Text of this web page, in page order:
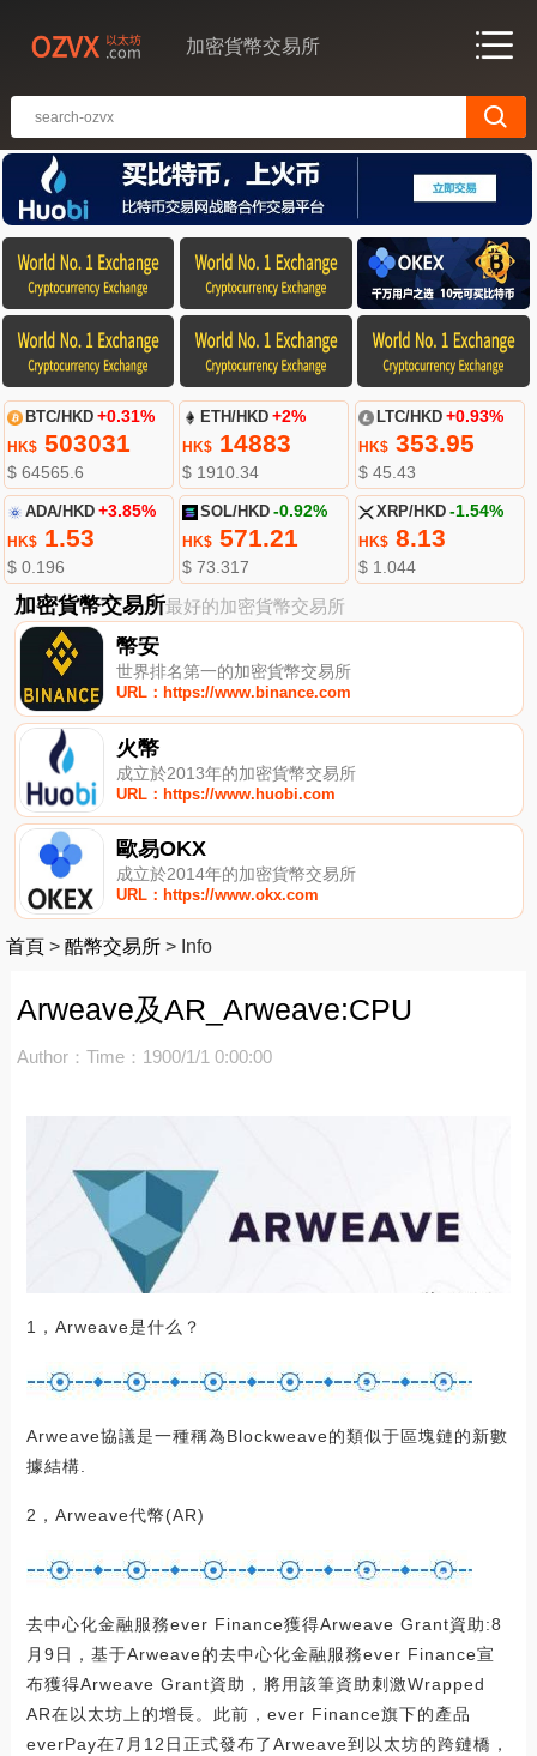
加密貨幣交易所
BTC/HKD +0.31%
HK$503031
$ 64565.6
ETH/HKD +2%
HK$ 14883
$ 1910.34
LTC/HKD +0.93%
HK$353.95
$ 45.43
ADA/HKD +3.85%
HK$1.53
$ 0.196
SOL/HKD -0.92%
HK$ 571.21
$ 73.317
XRP/HKD -1.54%
HK$8.13
$ 1.044
加密貨幣交易所最好的加密貨幣交易所
幣安
世界排名第一的加密貨幣交易所
URL：https://www.binance.com
火幣
成立於2013年的加密貨幣交易所
URL：https://www.huobi.com
歐易OKX
成立於2014年的加密貨幣交易所
URL：https://www.okx.com
首頁 > 酷幣交易所 > Info
Arweave及AR_Arweave:CPU
Author： Time：1900/1/1 0:00:00
1，Arweave是什么？
Arweave協議是一種稱為Blockweave的類似于區塊鏈的新數
據結構.
2，Arweave代幣(AR)
去中心化金融服務ever Finance獲得Arweave Grant資助:8
月9日，基于Arweave的去中心化金融服務ever Finance宣
布獲得Arweave Grant資助，將用該筆資助刺激Wrapped
AR在以太坊上的增長。此前，ever Finance旗下的產品
everPay在7月12日正式發布了Arweave到以太坊的跨鏈橋，